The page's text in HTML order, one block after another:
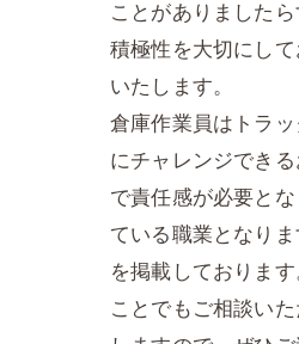
ことがありました
積極性を大切にし
いたします。
倉庫作業員はトラ
にチャレンジでき
で責任感が必要と
ている職業となり
を掲載しておりま
ことでもご相談い